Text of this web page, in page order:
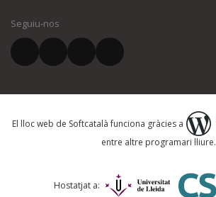
El vostre correu electrònic *
Què proposeu?
Comentari *
Seguiu-nos
El lloc web de Softcatalà funciona gràcies a
entre altre programari lliure.
Hostatjat a: